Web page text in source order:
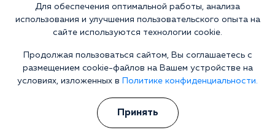
Торпедо
Эспераль
Вивитрол
Кодирование двойной блок
Вывод из запоя в стационаре
Нарколог на дом
Для обеспечения оптимальной работы, анализа
использования и улучшения пользовательского опыта на
сайте используются технологии cookie.
Продолжая пользоваться сайтом, Вы соглашаетесь с
размещением cookie-файлов на Вашем устройстве на
условиях, изложенных в
Политике конфиденциальности.
Принять